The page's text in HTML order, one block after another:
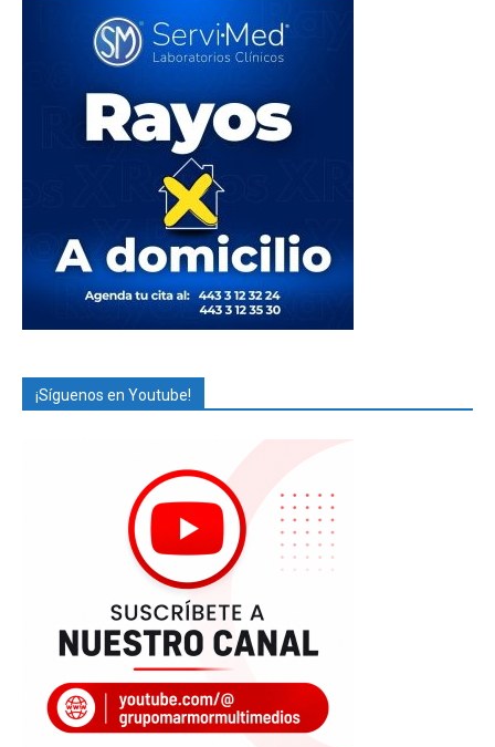
¡Síguenos en Youtube!